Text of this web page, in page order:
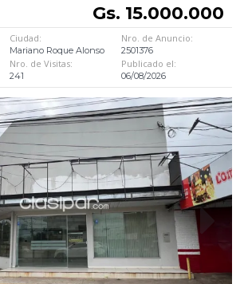
Gs. 15.000.000
Ciudad:
Mariano Roque Alonso
Nro. de Anuncio:
2501376
Nro. de Visitas:
241
Publicado el:
06/08/2026